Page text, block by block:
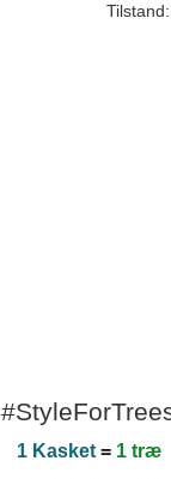
Tilstand:
1 Kasket= 1 træ